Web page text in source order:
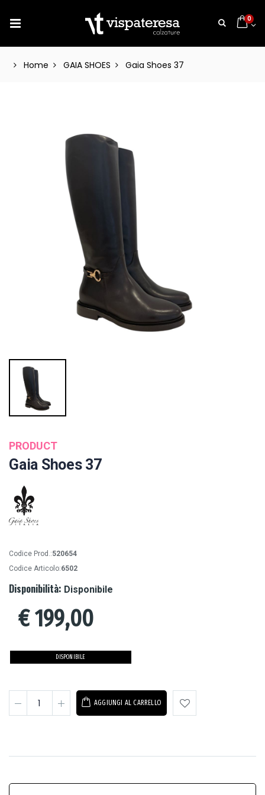
0
Home GAIA SHOES Gaia Shoes 37
PRODUCT
Gaia Shoes 37
Codice Prod.:520654
Codice Articolo:6502
Disponibilità: Disponibile
€199,00
DISPONIBILE
AGGIUNGI AL CARRELLO